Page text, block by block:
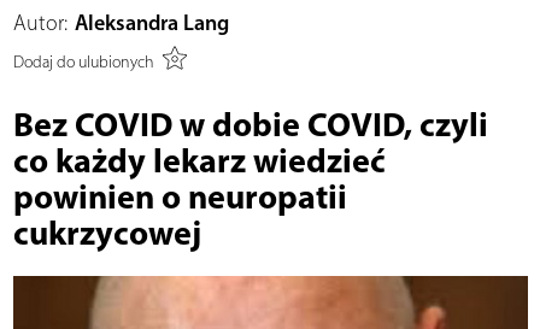
Autor: Aleksandra Lang
Dodaj do ulubionych
Bez COVID w dobie COVID, czyli
co każdy lekarz wiedzieć
powinien o neuropatii
cukrzycowej